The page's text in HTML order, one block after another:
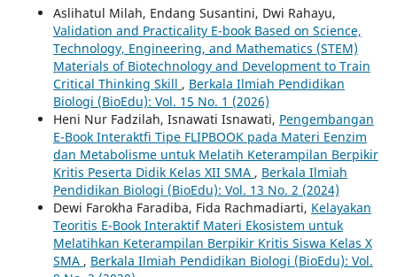
Aslihatul Milah, Endang Susantini, Dwi Rahayu,
Validation and Practicality E-book Based on Science,
Technology, Engineering, and Mathematics (STEM)
Materials of Biotechnology and Development to Train
Critical Thinking Skill , Berkala Ilmiah Pendidikan
Biologi (BioEdu): Vol. 15 No. 1 (2026)
Heni Nur Fadzilah, Isnawati Isnawati, Pengembangan
E-Book Interaktfi Tipe FLIPBOOK pada Materi Eenzim
dan Metabolisme untuk Melatih Keterampilan Berpikir
Kritis Peserta Didik Kelas XII SMA , Berkala Ilmiah
Pendidikan Biologi (BioEdu): Vol. 13 No. 2 (2024)
Dewi Farokha Faradiba, Fida Rachmadiarti, Kelayakan
Teoritis E-Book Interaktif Materi Ekosistem untuk
Melatihkan Keterampilan Berpikir Kritis Siswa Kelas X
SMA , Berkala Ilmiah Pendidikan Biologi (BioEdu): Vol.